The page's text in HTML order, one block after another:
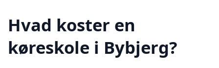
Hvad koster en
køreskole i Bybjerg?